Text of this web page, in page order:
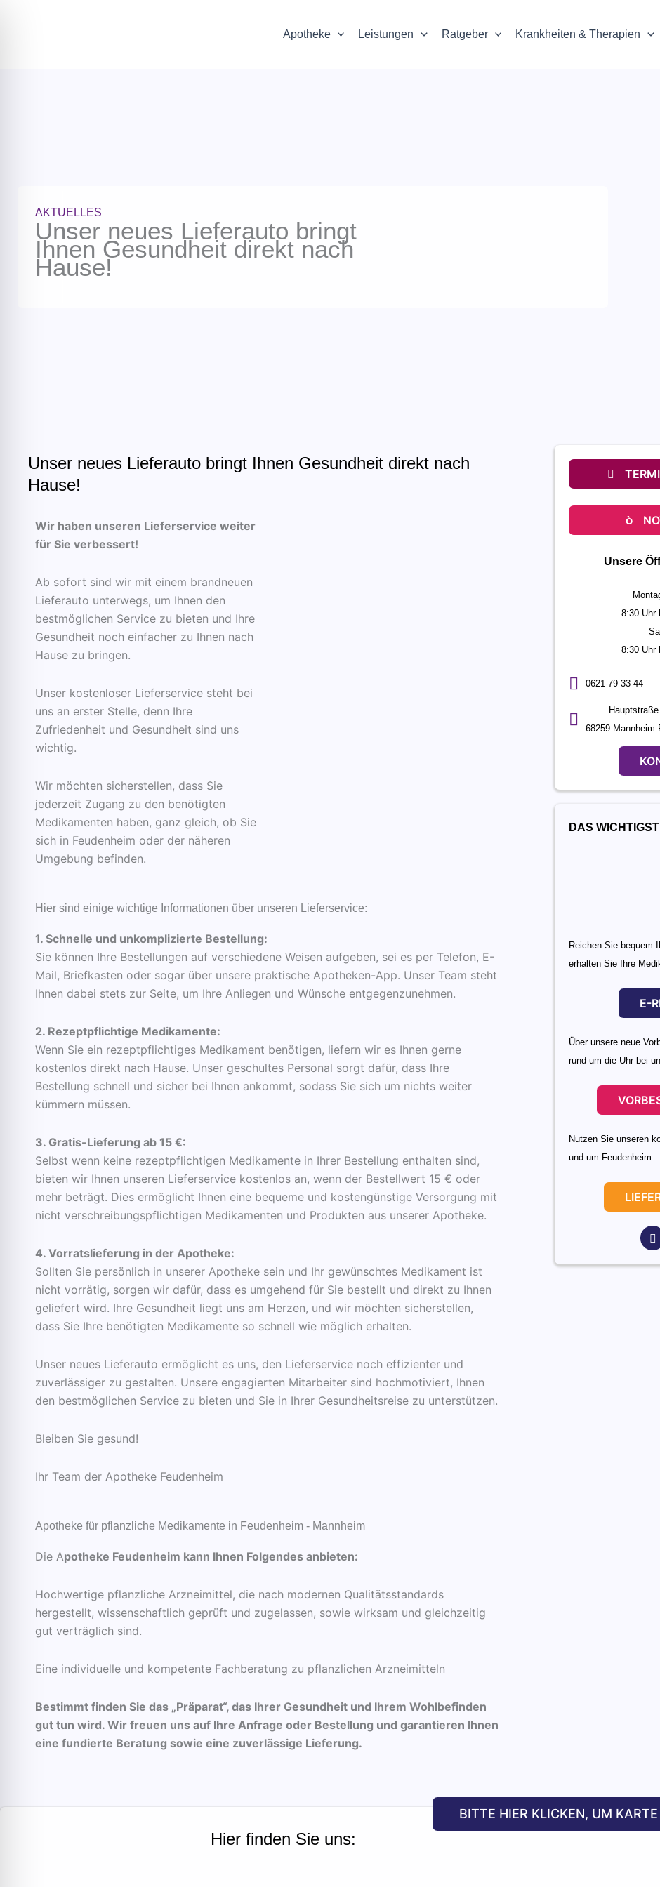
Apotheke Leistungen Ratgeber Krankheiten & Therapien
AKTUELLES
Unser neues Lieferauto bringt
Ihnen Gesundheit direkt nach
Hause!
Unser neues Lieferauto bringt Ihnen Gesundheit direkt nach
Hause!
Wir haben unseren Lieferservice weiter
für Sie verbessert!
Ab sofort sind wir mit einem brandneuen
Lieferauto unterwegs, um Ihnen den
bestmöglichen Service zu bieten und Ihre
Gesundheit noch einfacher zu Ihnen nach
Hause zu bringen.
Unser kostenloser Lieferservice steht bei
uns an erster Stelle, denn Ihre
Zufriedenheit und Gesundheit sind uns
wichtig.
Wir möchten sicherstellen, dass Sie
jederzeit Zugang zu den benötigten
Medikamenten haben, ganz gleich, ob Sie
sich in Feudenheim oder der näheren
Umgebung befinden.
Hier sind einige wichtige Informationen über unseren Lieferservice:
1. Schnelle und unkomplizierte Bestellung:
Sie können Ihre Bestellungen auf verschiedene Weisen aufgeben, sei es per Telefon, E-
Mail, Briefkasten oder sogar über unsere praktische Apotheken-App. Unser Team steht
Ihnen dabei stets zur Seite, um Ihre Anliegen und Wünsche entgegenzunehmen.
2. Rezeptpflichtige Medikamente:
Wenn Sie ein rezeptpflichtiges Medikament benötigen, liefern wir es Ihnen gerne
kostenlos direkt nach Hause. Unser geschultes Personal sorgt dafür, dass Ihre
Bestellung schnell und sicher bei Ihnen ankommt, sodass Sie sich um nichts weiter
kümmern müssen.
3. Gratis-Lieferung ab 15 €:
Selbst wenn keine rezeptpflichtigen Medikamente in Ihrer Bestellung enthalten sind,
bieten wir Ihnen unseren Lieferservice kostenlos an, wenn der Bestellwert 15 € oder
mehr beträgt. Dies ermöglicht Ihnen eine bequeme und kostengünstige Versorgung mit
nicht verschreibungspflichtigen Medikamenten und Produkten aus unserer Apotheke.
4. Vorratslieferung in der Apotheke:
Sollten Sie persönlich in unserer Apotheke sein und Ihr gewünschtes Medikament ist
nicht vorrätig, sorgen wir dafür, dass es umgehend für Sie bestellt und direkt zu Ihnen
geliefert wird. Ihre Gesundheit liegt uns am Herzen, und wir möchten sicherstellen,
dass Sie Ihre benötigten Medikamente so schnell wie möglich erhalten.
Unser neues Lieferauto ermöglicht es uns, den Lieferservice noch effizienter und
zuverlässiger zu gestalten. Unsere engagierten Mitarbeiter sind hochmotiviert, Ihnen
den bestmöglichen Service zu bieten und Sie in Ihrer Gesundheitsreise zu unterstützen.
Bleiben Sie gesund!
Ihr Team der Apotheke Feudenheim
Apotheke für pflanzliche Medikamente in Feudenheim - Mannheim
Die Apotheke Feudenheim kann Ihnen Folgendes anbieten:
Hochwertige pflanzliche Arzneimittel, die nach modernen Qualitätsstandards
hergestellt, wissenschaftlich geprüft und zugelassen, sowie wirksam und gleichzeitig
gut verträglich sind.
Eine individuelle und kompetente Fachberatung zu pflanzlichen Arzneimitteln
Bestimmt finden Sie das „Präparat“, das Ihrer Gesundheit und Ihrem Wohlbefinden
gut tun wird. Wir freuen uns auf Ihre Anfrage oder Bestellung und garantieren Ihnen
eine fundierte Beratung sowie eine zuverlässige Lieferung.
Unsere
8:30 Uhr
8:30 Uhr
0621-79 33 44
68259 Mannheim
DAS
Reichen Sie bequem
erhalten Sie Ihre
E-
Über unsere neue
rund um die Uhr bei
Nutzen Sie unseren
und um Feudenheim.
Hier finden Sie uns:
BITTE HIER KLICKEN, UM